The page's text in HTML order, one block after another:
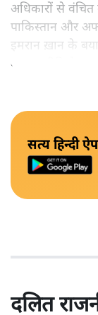
अधिकारों से वंचित
पाकिस्तान और
इमरान ख़ान के
का वह वीडियो
सत्य हिन्दी
दलित